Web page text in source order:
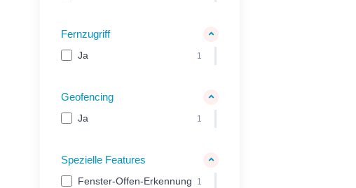
Fernzugriff
Ja 1
Geofencing
Ja 1
Spezielle Features
Fenster-Offen-Erkennung 1